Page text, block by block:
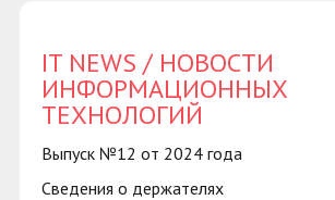
IT NEWS / НОВОСТИ
ИНФОРМАЦИОННЫХ
ТЕХНОЛОГИЙ
Выпуск №12 от 2024 года
Сведения о держателях